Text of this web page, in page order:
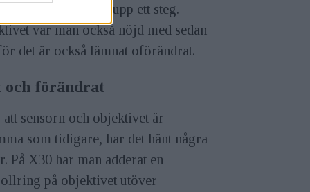
skärpan ha hoppat upp ett steg.
var man också nöjd med sedan
det är också lämnat oförändrat.
och förändrat
att sensorn och objektivet är
som tidigare, har det hänt några
På X30 har man adderat en
på objektivet utöver